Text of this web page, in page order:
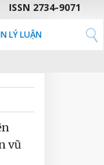
ISSN 2734-9071
LÝ LUẬN
vũ